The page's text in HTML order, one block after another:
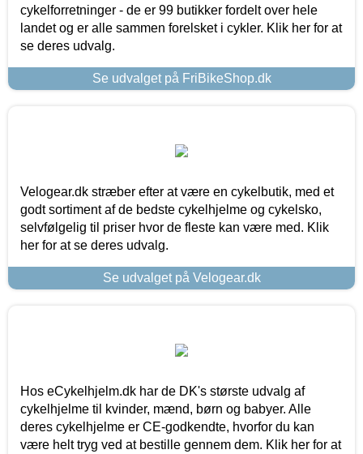
cykelforretninger - de er 99 butikker fordelt over hele
landet og er alle sammen forelsket i cykler. Klik her for at
se deres udvalg.
Se udvalget på FriBikeShop.dk
Velogear.dk stræber efter at være en cykelbutik, med et
godt sortiment af de bedste cykelhjelme og cykelsko,
selvfølgelig til priser hvor de fleste kan være med. Klik
her for at se deres udvalg.
Se udvalget på Velogear.dk
Hos eCykelhjelm.dk har de DK's største udvalg af
cykelhjelme til kvinder, mænd, børn og babyer. Alle
deres cykelhjelme er CE-godkendte, hvorfor du kan
være helt tryg ved at bestille gennem dem. Klik her for at